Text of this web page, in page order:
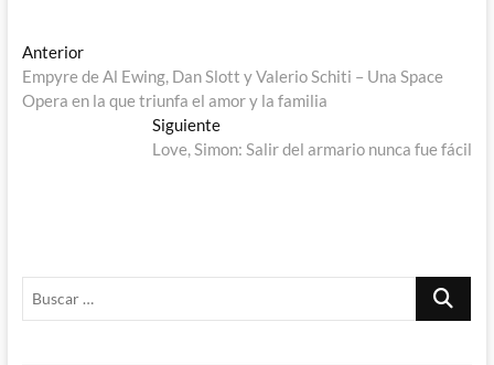
Navegación
de
AnteriorEntrada
anterior:
Empyre de Al Ewing, Dan Slott y Valerio Schiti – Una Space
Opera en la que triunfa el amor y la familia
SiguienteEntrada
siguiente:
Love, Simon: Salir del armario nunca fue fácil
Buscar